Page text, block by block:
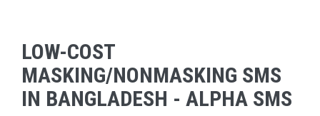
LOW-COST
MASKING/NONMASKING SMS
IN BANGLADESH - ALPHA SMS